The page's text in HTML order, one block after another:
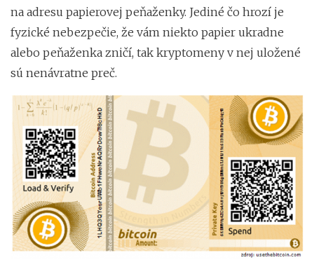
na adresu papierovej peňaženky. Jediné čo hrozí je
fyzické nebezpečie, že vám niekto papier ukradne
alebo peňaženka zničí, tak kryptomeny v nej uložené
sú nenávratne preč.